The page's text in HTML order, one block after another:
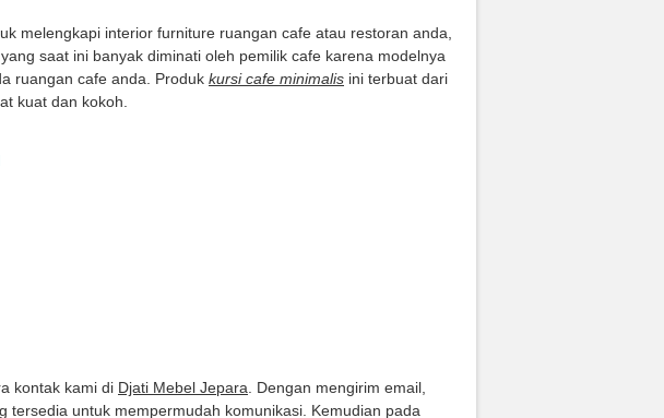
melengkapi interior furniture ruangan cafe atau restoran anda,
saat ini banyak diminati oleh pemilik cafe karena modelnya
ruangan cafe anda. Produk kursi cafe minimalis ini terbuat dari
kuat dan kokoh.
kontak kami di Djati Mebel Jepara . Dengan mengirim email,
tersedia untuk mempermudah komunikasi. Kemudian pada